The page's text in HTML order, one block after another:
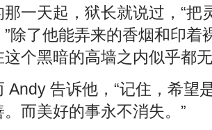
那一天起，狱长就说过，“把
除了他能弄来的香烟和印着
这个黑暗的高墙之内似乎都
告诉他，“记住，希望
。而美好的事永不消失。”